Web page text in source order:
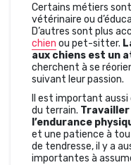
Certains métiers
vétérinaire ou
D’autres sont plus
chien ou pet-sitter.
aux chiens est un
cherchent à se
suivant leur passion.
Il est important
du terrain. Travailler
l’endurance
et une patience à
de tendresse, il y a
importantes à